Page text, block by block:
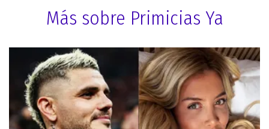
Más sobre Primicias Ya